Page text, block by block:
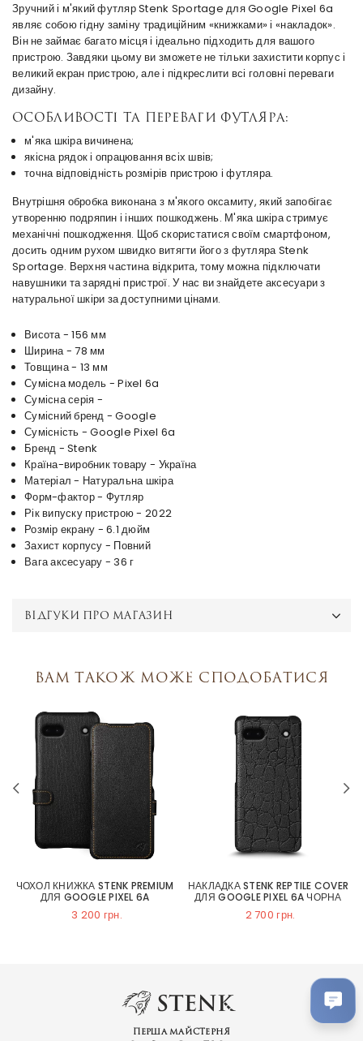
Зручний і м'який футляр Stenk Sportage для Google Pixel 6a
являє собою гідну заміну традиційним «книжками» і «накладок».
Він не займає багато місця і ідеально підходить для вашого
пристрою. Завдяки цьому ви зможете не тільки захистити корпус і
великий екран пристрою, але і підкреслити всі головні переваги
дизайну.
Особливості та переваги футляра:
м'яка шкіра вичинена;
якісна рядок і опрацювання всіх швів;
точна відповідність розмірів пристрою і футляра.
Внутрішня обробка виконана з м'якого оксамиту, який запобігає
утворенню подряпин і інших пошкоджень. М'яка шкіра стримує
механічні пошкодження. Щоб скористатися своїм смартфоном,
досить одним рухом швидко витягти його з футляра Stenk
Sportage. Верхня частина відкрита, тому можна підключати
навушники та зарядні пристрої. У нас ви знайдете аксесуари з
натуральної шкіри за доступними цінами.
Висота - 156 мм
Ширина - 78 мм
Товщина - 13 мм
Сумісна модель - Pixel 6a
Сумісна серія -
Сумісний бренд - Google
Сумісність - Google Pixel 6a
Бренд - Stenk
Країна-виробник товару - Україна
Матеріал - Натуральна шкіра
Форм-фактор - Футляр
Рік випуску пристрою - 2022
Розмір екрану - 6.1 дюйм
Захист корпусу - Повний
Вага аксесуару - 36 г
ВІДГУКИ ПРО МАГАЗИН
Вам також може сподобатися
ЧОХОЛ КНИЖКА STENK PREMIUM
ДЛЯ GOOGLE PIXEL 6A
3 200 грн.
НАКЛАДКА STENK REPTILE COVER
ДЛЯ GOOGLE PIXEL 6A ЧОРНА
2 700 грн.
Перша майстерня